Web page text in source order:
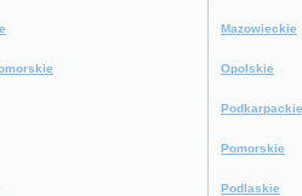
Mazowieckie
Opolskie
Podkarpackie
Pomorskie
Podlaskie